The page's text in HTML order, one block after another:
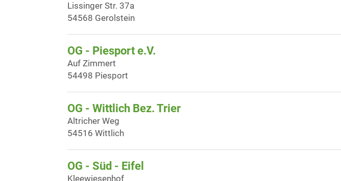
Lissinger Str. 37a
54568 Gerolstein
OG - Piesport e.V.
Auf Zimmert
54498 Piesport
OG - Wittlich Bez. Trier
Altricher Weg
54516 Wittlich
OG - Süd - Eifel
Kleewiesenhof